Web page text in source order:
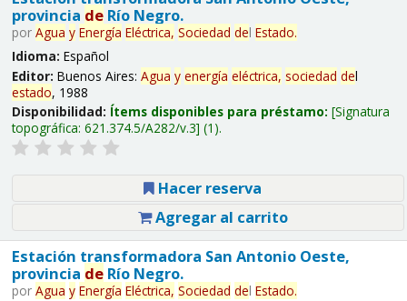
provincia deRío Negro.
por Agua y Energía Eléctrica, Sociedad del Estado.
Idioma: Español
Editor: Buenos Aires: Agua y energía eléctrica, sociedad del
estado, 1988
Disponibilidad: Ítems disponibles para préstamo: Signatura
topográfica: 621.374.5/A282/v.3 (1).
Hacer reserva
Agregar al carrito
Estación transformadora San Antonio Oeste,
provincia deRío Negro.
por Agua y Energía Eléctrica, Sociedad del Estado.